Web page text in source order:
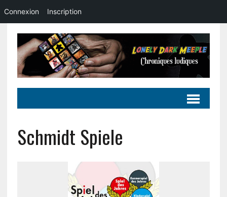
Schmidt Spiele
Connexion Inscription